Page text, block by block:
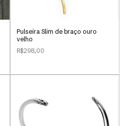
Pulseira Slim de braço ouro
velho
R$298,00